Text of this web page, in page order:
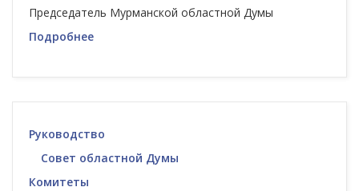
Председатель Мурманской областной Думы
Подробнее
Руководство
Совет областной Думы
Комитеты